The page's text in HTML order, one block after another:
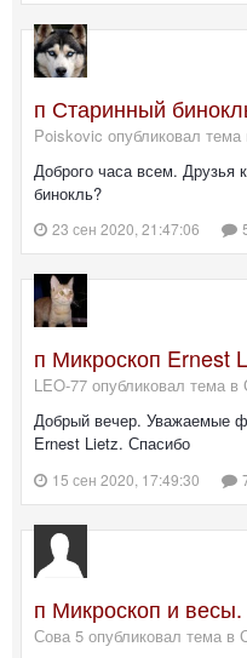
п Старинный
Poiskovic опубликовал тема
Доброго часа всем. Друзья
бинокль?
23 сен 2020, 21:47:06
п Микроскоп Ernest
LEO-77 опубликовал тема в
Добрый вечер. Уважаемые
Ernest Lietz. Спасибо
15 сен 2020, 17:49:30
п Микроскоп и весы.
Сова 5 опубликовал тема в